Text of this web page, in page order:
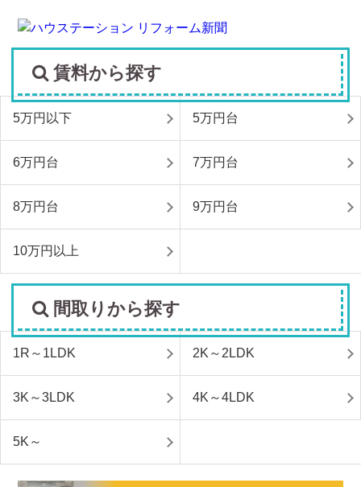
賃料から探す
5万円以下 5万円台
6万円台 7万円台
8万円台 9万円台
10万円以上
間取りから探す
1R～1LDK 2K～2LDK
3K～3LDK 4K～4LDK
5K～